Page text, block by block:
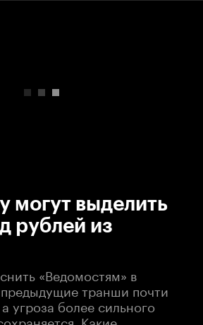
могут выделить
рублей из
«Ведомостям» в
транши почти
угроза более сильного
Какие